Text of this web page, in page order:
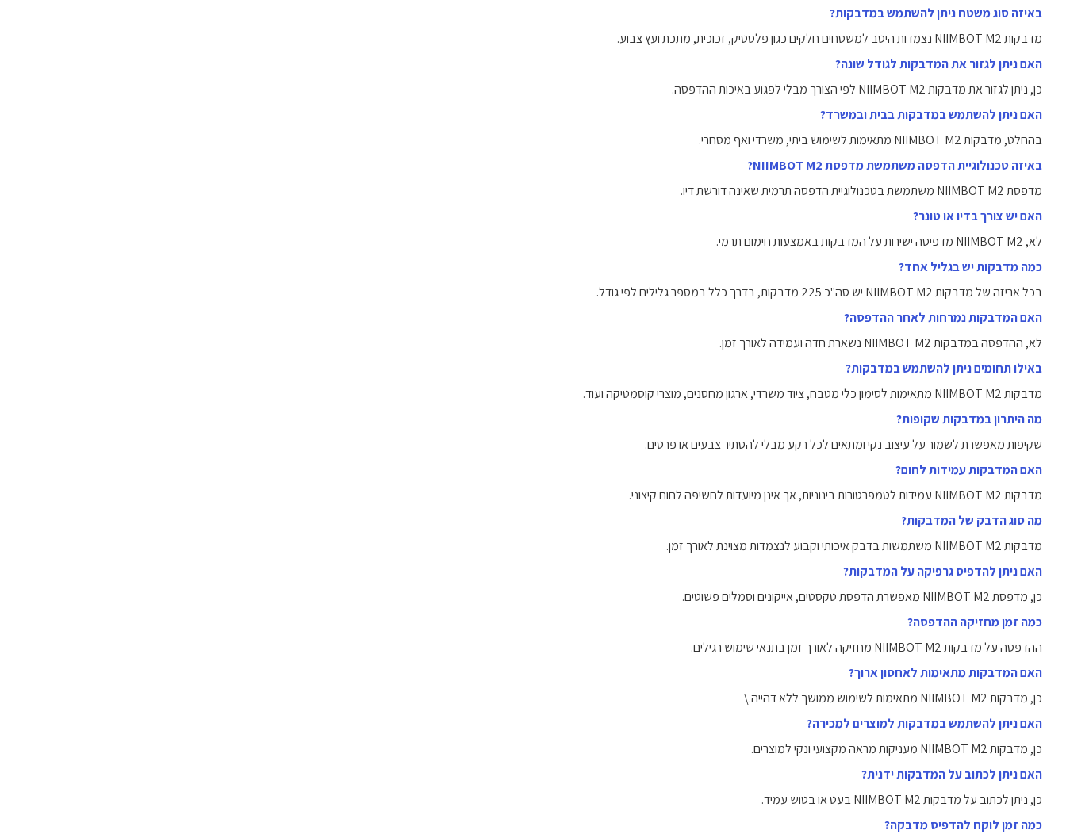
באיזה סוג משטח ניתן להשתמש במדבקות?
מדבקות NIIMBOT M2 נצמדות היטב למשטחים חלקים כגון פלסטיק, זכוכית, מתכת ועץ צבוע.
האם ניתן לגזור את המדבקות לגודל שונה?
כן, ניתן לגזור את מדבקות NIIMBOT M2 לפי הצורך מבלי לפגוע באיכות ההדפסה.
האם ניתן להשתמש במדבקות בבית ובמשרד?
בהחלט, מדבקות NIIMBOT M2 מתאימות לשימוש ביתי, משרדי ואף מסחרי.
באיזה טכנולוגיית הדפסה משתמשת מדפסת NIIMBOT M2?
מדפסת NIIMBOT M2 משתמשת בטכנולוגיית הדפסה תרמית שאינה דורשת דיו.
האם יש צורך בדיו או טונר?
לא, NIIMBOT M2 מדפיסה ישירות על המדבקות באמצעות חימום תרמי.
כמה מדבקות יש בגליל אחד?
בכל אריזה של מדבקות NIIMBOT M2 יש סה"כ 225 מדבקות, בדרך כלל במספר גלילים לפי גודל.
האם המדבקות נמרחות לאחר ההדפסה?
לא, ההדפסה במדבקות NIIMBOT M2 נשארת חדה ועמידה לאורך זמן.
באילו תחומים ניתן להשתמש במדבקות?
מדבקות NIIMBOT M2 מתאימות לסימון כלי מטבח, ציוד משרדי, ארגון מחסנים, מוצרי קוסמטיקה ועוד.
מה היתרון במדבקות שקופות?
שקיפות מאפשרת לשמור על עיצוב נקי ומתאים לכל רקע מבלי להסתיר צבעים או פרטים.
האם המדבקות עמידות לחום?
מדבקות NIIMBOT M2 עמידות לטמפרטורות בינוניות, אך אינן מיועדות לחשיפה לחום קיצוני.
מה סוג הדבק של המדבקות?
מדבקות NIIMBOT M2 משתמשות בדבק איכותי וקבוע לנצמדות מצוינת לאורך זמן.
האם ניתן להדפיס גרפיקה על המדבקות?
כן, מדפסת NIIMBOT M2 מאפשרת הדפסת טקסטים, אייקונים וסמלים פשוטים.
כמה זמן מחזיקה ההדפסה?
ההדפסה על מדבקות NIIMBOT M2 מחזיקה לאורך זמן בתנאי שימוש רגילים.
האם המדבקות מתאימות לאחסון ארוך?
כן, מדבקות NIIMBOT M2 מתאימות לשימוש ממושך ללא דהייה.\
האם ניתן להשתמש במדבקות למוצרים למכירה?
כן, מדבקות NIIMBOT M2 מעניקות מראה מקצועי ונקי למוצרים.
האם ניתן לכתוב על המדבקות ידנית?
כן, ניתן לכתוב על מדבקות NIIMBOT M2 בעט או בטוש עמיד.
כמה זמן לוקח להדפיס מדבקה?